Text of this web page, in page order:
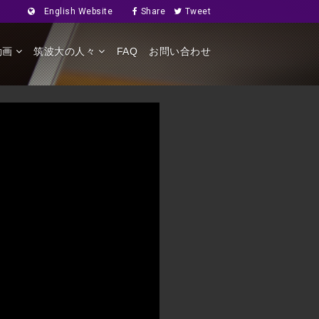
English Website Share Tweet
画 筑波大の人々 FAQ お問い合わせ